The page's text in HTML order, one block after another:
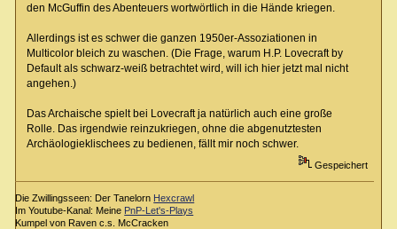
den McGuffin des Abenteuers wortwörtlich in die Hände kriegen.
Allerdings ist es schwer die ganzen 1950er-Assoziationen in
Multicolor bleich zu waschen. (Die Frage, warum H.P. Lovecraft by
Default als schwarz-weiß betrachtet wird, will ich hier jetzt mal nicht
angehen.)
Das Archaische spielt bei Lovecraft ja natürlich auch eine große
Rolle. Das irgendwie reinzukriegen, ohne die abgenutztesten
Archäologieklischees zu bedienen, fällt mir noch schwer.
Gespeichert
Die Zwillingsseen: Der Tanelorn Hexcrawl
Im Youtube-Kanal: Meine PnP-Let's-Plays
Kumpel von Raven c.s. McCracken